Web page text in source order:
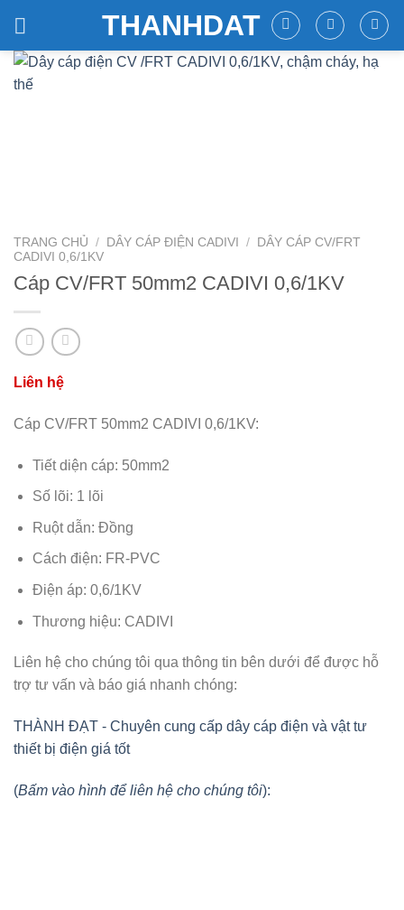
content
THANHDAT
TRANG CHỦ / DÂY CÁP ĐIỆN CADIVI / DÂY CÁP CV/FRT
CADIVI 0,6/1KV
Cáp CV/FRT 50mm2 CADIVI 0,6/1KV
Cáp CV/FRT 50mm2 CADIVI 0,6/1KV:
Tiết diện cáp: 50mm2
Số lõi: 1 lõi
Ruột dẫn: Đồng
Cách điện: FR-PVC
Điện áp: 0,6/1KV
Thương hiệu: CADIVI
Liên hệ cho chúng tôi qua thông tin bên dưới để được hỗ
trợ tư vấn và báo giá nhanh chóng:
THÀNH ĐẠT - Chuyên cung cấp dây cáp điện và vật tư
thiết bị điện giá tốt
(Bấm vào hình để liên hệ cho chúng tôi):